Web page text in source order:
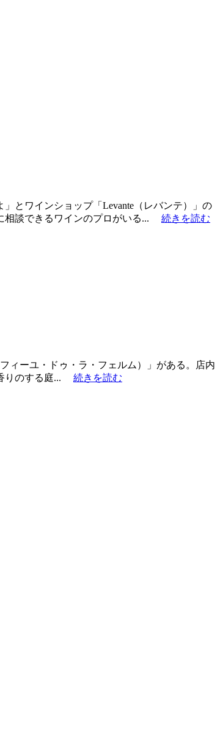
とワインショップ「Levante（レバンテ）」の
相談できるワインのプロがいる... 続きを読む
ィーユ・ドゥ・ラ・フェルム）」がある。店内
りのする庭... 続きを読む